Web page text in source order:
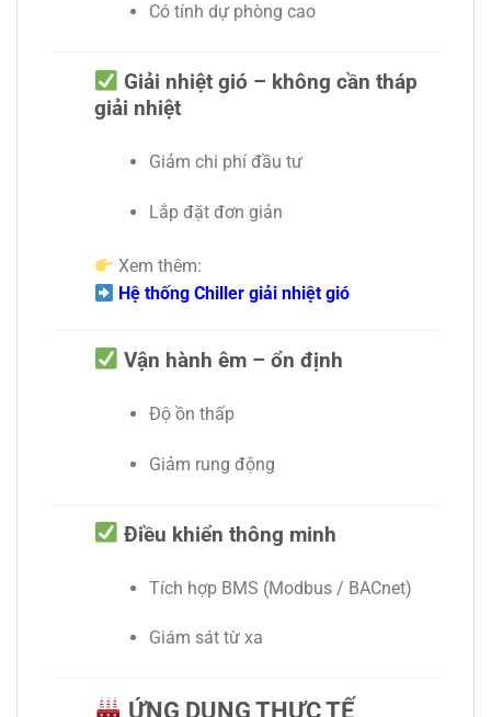
Có tính dự phòng cao
Giải nhiệt gió – không cần tháp
giải nhiệt
Giảm chi phí đầu tư
Lắp đặt đơn giản
Xem thêm:
Hệ thống Chiller giải nhiệt gió
Vận hành êm – ổn định
Độ ồn thấp
Giảm rung động
Điều khiển thông minh
Tích hợp BMS (Modbus / BACnet)
Giám sát từ xa
ỨNG DỤNG THỰC TẾ